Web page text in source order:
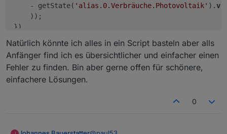
    - getState(
'alias.0.Verbräuche.Photovoltaik' ).
    ));
Natürlich könnte ich alles in ein Script basteln aber alls
Anfänger find ich es übersichtlicher und einfacher einen
Fehler zu finden. Bin aber gerne offen für schönere,
einfachere Lösungen.
0